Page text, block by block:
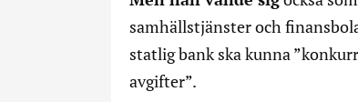
samhällstjänster och
statlig bank ska kunna
avgifter”.